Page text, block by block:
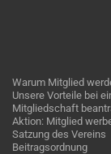
Warum Mitglied
Unsere Vorteile bei
Mitgliedschaft
Aktion: Mitglied
Satzung des Vereins
Beitragsordnung